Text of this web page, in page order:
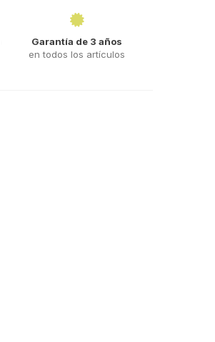
Garantía de 3 años
en todos los artículos